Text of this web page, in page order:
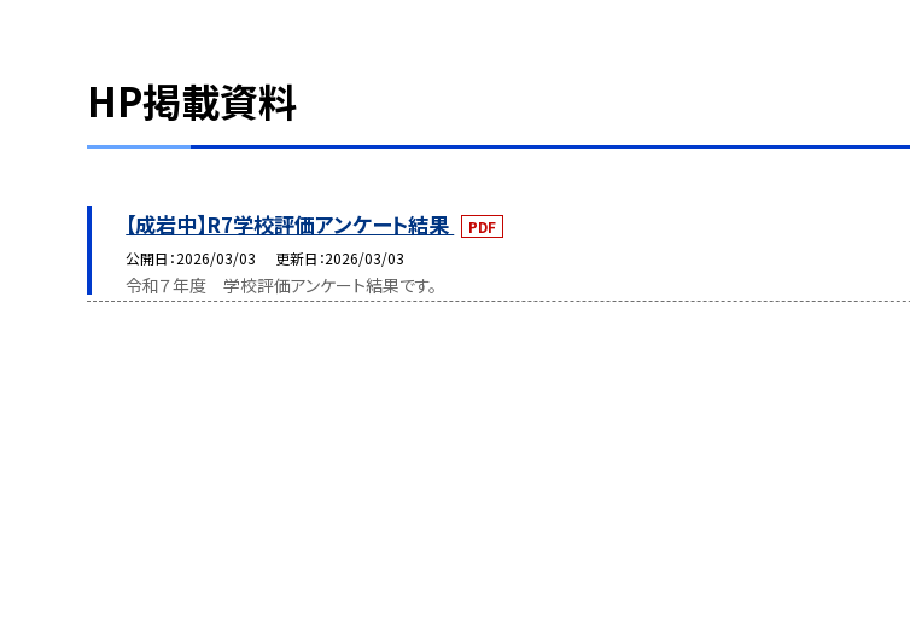
HP掲載資料
【成岩中】R7学校評価アンケート結果
PDF
公開日 2026/03/03 更新日 2026/03/03
令和７年度 学校評価アンケート結果です。